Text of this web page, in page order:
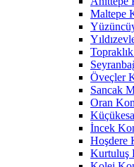
Maltepe
Öveçler
Sancak
Oran
İncek
Hoşdere
Kurtuluş